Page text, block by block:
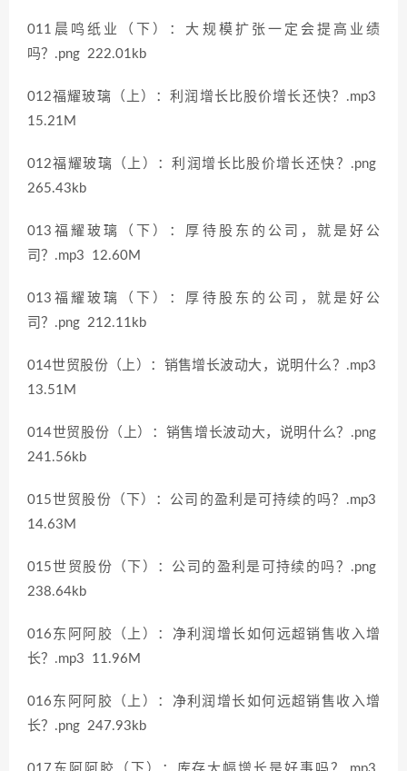
011晨鸣纸业（下）：大规模扩张一定会提高业绩
吗？.png 222.01kb
012福耀玻璃（上）：利润增长比股价增长还快？.mp3
15.21M
012福耀玻璃（上）：利润增长比股价增长还快？.png
265.43kb
013福耀玻璃（下）：厚待股东的公司，就是好公
司？.mp3 12.60M
013福耀玻璃（下）：厚待股东的公司，就是好公
司？.png 212.11kb
014世贸股份（上）：销售增长波动大，说明什么？.mp3
13.51M
014世贸股份（上）：销售增长波动大，说明什么？.png
241.56kb
015世贸股份（下）：公司的盈利是可持续的吗？.mp3
14.63M
015世贸股份（下）：公司的盈利是可持续的吗？.png
238.64kb
016东阿阿胶（上）：净利润增长如何远超销售收入增
长？.mp3 11.96M
016东阿阿胶（上）：净利润增长如何远超销售收入增
长？.png 247.93kb